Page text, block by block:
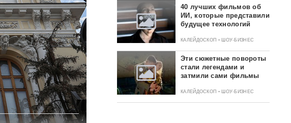
40 лучших фильмов об
ИИ, которые представили
будущее технологий
КАЛЕЙДОСКОП • ШОУ-БИЗНЕС
Эти сюжетные повороты
стали легендами и
затмили сами фильмы
КАЛЕЙДОСКОП • ШОУ-БИЗНЕС